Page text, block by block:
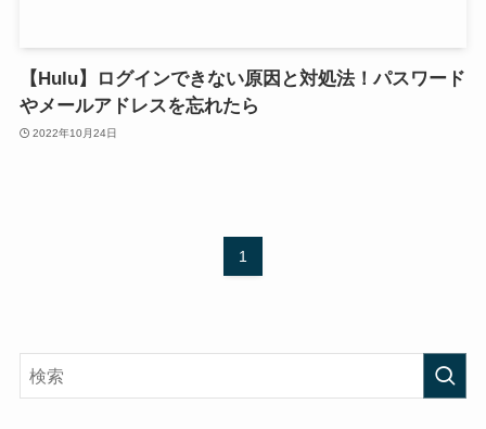
【Hulu】ログインできない原因と対処法！パスワード
やメールアドレスを忘れたら
2022年10月24日
1